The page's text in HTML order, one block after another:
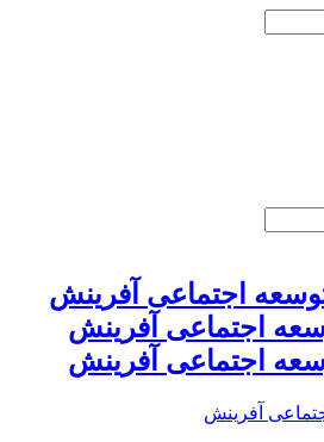
اجتماعی آفرینش
اجتماعی آفرینش